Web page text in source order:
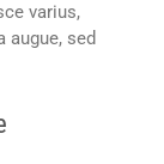
varius,
augue, sed